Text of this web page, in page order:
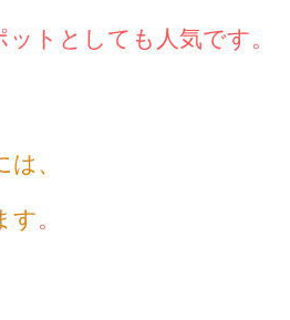
トとしても人気です。
、
す。